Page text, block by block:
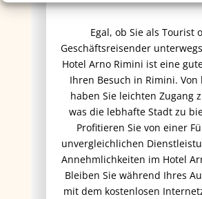
Egal, ob Sie als Tourist
Geschäftsreisender
Hotel Arno Rimini ist eine
Ihren Besuch in Rimini. Von
haben Sie leichten Zugang
was die lebhafte Stadt zu
Profitieren Sie von einer
unvergleichlichen
Annehmlichkeiten im Hotel
Bleiben Sie während Ihres
mit dem kostenlosen